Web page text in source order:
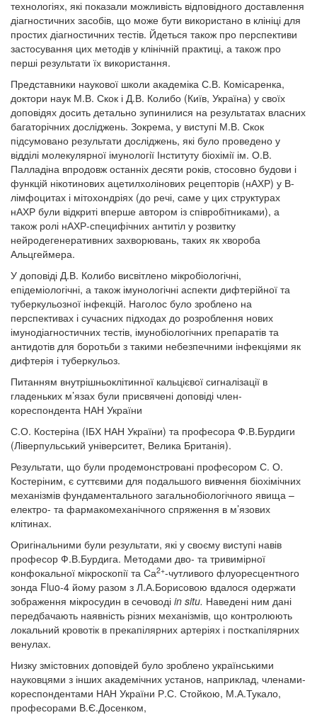
технологіях, які показали можливість відповідного доставлення
діагностичних засобів, що може бути використано в клініці для
простих діагностичних тестів. Йдеться також про перспективи
застосування цих методів у клінічній практиці, а також про
перші результати їх використання.
Представники наукової школи академіка С.В. Комісаренка,
доктори наук М.В. Скок і Д.В. Колибо (Київ, Україна) у своїх
доповідях досить детально зупинилися на результатах власних
багаторічних досліджень. Зокрема, у виступі М.В. Скок
підсумовано результати досліджень, які було проведено у
відділі молекулярної імунології Інституту біохімії ім. О.В.
Палладіна впродовж останніх десяти років, стосовно будови і
функцій нікотинових ацетилхолінових рецепторів (нАХР) у В-
лімфоцитах і мітохондріях (до речі, саме у цих структурах
нАХР були відкриті вперше автором із співробітниками), а
також ролі нАХР-специфічних антитіл у розвитку
нейродегенеративних захворювань, таких як хвороба
Альцгеймера.
У доповіді Д.В. Колибо висвітлено мікробіологічні,
епідеміологічні, а також імунологічні аспекти дифтерійної та
туберкульозної інфекцій. Наголос було зроблено на
перспективах і сучасних підходах до розроблення нових
імунодіагностичних тестів, імунобіологічних препаратів та
антидотів для боротьби з такими небезпечними інфекціями як
дифтерія і туберкульоз.
Питанням внутрішньоклітинної кальцієвої сигналізації в
гладеньких м’язах були присвячені доповіді член-
кореспондента НАН України
С.О. Костеріна (ІБХ НАН України) та професора Ф.В.Бурдиги
(Ліверпульський університет, Велика Британія).
Результати, що були продемонстровані професором С. О.
Костеріним, є суттєвими для подальшого вивчення біохімічних
механізмів фундаментального загальнобіологічного явища –
електро- та фармакомеханічного спряження в м’язових
клітинах.
Оригінальними були результати, які у своєму виступі навів
професор Ф.В.Бурдига. Методами дво- та тривимірної
конфокальної мікроскопії та Са2+-чутливого флуоресцентного
зонда Fluo-4 йому разом з Л.А.Борисовою вдалося одержати
зображення мікросудин в сечоводі in situ. Наведені ним дані
передбачають наявність різних механізмів, що контролюють
локальний кровотік в прекапілярних артеріях і посткапілярних
венулах.
Низку змістовних доповідей було зроблено українськими
науковцями з інших академічних установ, наприклад, членами-
кореспондентами НАН України Р.С. Стойкою, М.А.Тукало,
професорами В.Є.Досенком,